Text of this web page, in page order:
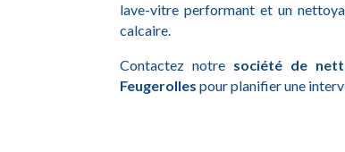
lave-vitre performant et un
calcaire.
Contactez notre société de
Feugerolles pour planifier une